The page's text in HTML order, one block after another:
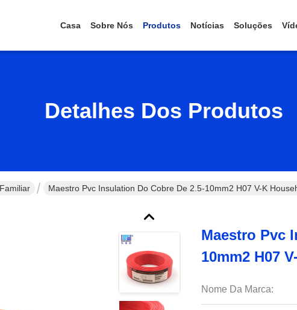
Casa Sobre Nós Produtos Notícias Soluções
Detalhes Dos Produtos
Maestro Pvc Insulation Do Cobre De 2.5-10mm2 H07 V-K
Maestro Pvc
10mm2 H07
Nome Da Marca: